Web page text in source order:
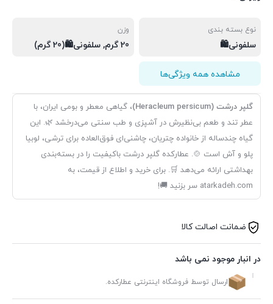
نوع بسته بندی
سلفونی🛍️
وزن
20 گرم, سلفونی🛍(20 گرم)
مشاهده همه ویژگی‌ها
گلپر درشت (Heracleum persicum)
، گیاهی معطر و بومی ایران، با
عطر تند و طعم بی‌نظیرش در آشپزی و طب سنتی می‌درخشد 🌿. این
گیاه چندساله از خانواده چتریان، چاشنی‌ای فوق‌العاده برای ترشی، لوبیا
پلو و آش است 🍲. عطارکده گلپر درشت باکیفیت را در بسته‌بندی
بهداشتی ارائه می‌دهد 🛒. برای خرید و اطلاع از قیمت، به
atarkadeh.com سر بزنید 🚚!
ضمانت اصالت کالا
در انبار موجود نمی باشد
ارسال توسط فروشگاه اینترنتی عطارکده.